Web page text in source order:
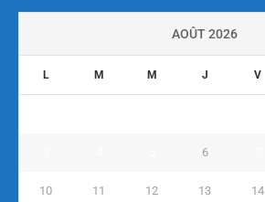
AOÛT 2026
L M M J V
6
10 11 12 13 14